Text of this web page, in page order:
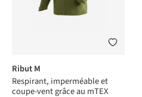
Ribut M
Respirant, imperméable et
coupe-vent grâce au mTEX